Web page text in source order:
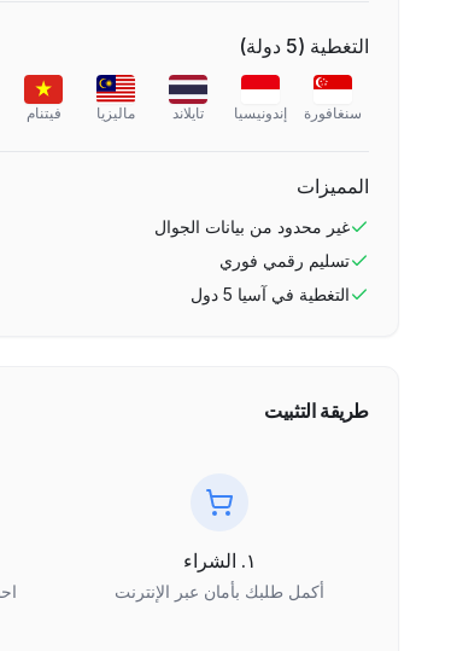
التغطية (
5 دولة)
سنغافورة إندونيسيا تايلاند ماليزيا فيتنام
المميزات
غير محدود من بيانات الجوال
تسليم رقمي فوري
التغطية في آسيا 5 دول
طريقة التثبيت
١. الشراء
أكمل طلبك بأمان عبر الإنترنت